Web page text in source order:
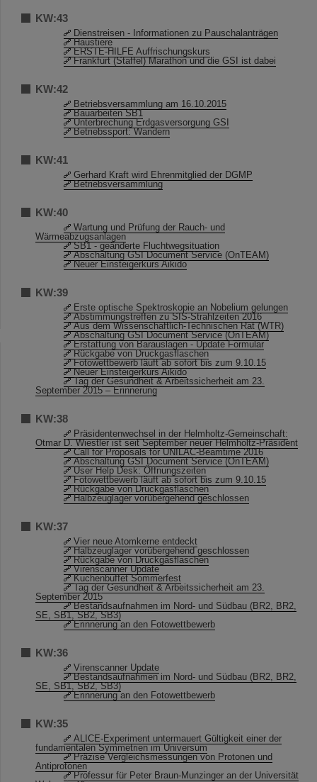
KW:43
Dienstreisen - Informationen zu Pauschalanträgen
Haustiere
ERSTE-HILFE Auffrischungskurs
Frankfurt (Staffel) Marathon und die GSI ist dabei
KW:42
Betriebsversammlung am 16.10.2015
Bauarbeiten SB1
Unterbrechung Erdgasversorgung GSI
Betriebssport: Wandern
KW:41
Gerhard Kraft wird Ehrenmitglied der DGMP
Betriebsversammlung
KW:40
Wartung und Prüfung der Rauch- und
Wärmeabzugsanlagen
SB1 - geänderte Fluchtwegsituation
Abschaltung GSI Document Service (OnTEAM)
Neuer Einsteigerkurs Aikido
KW:39
Erste optische Spektroskopie an Nobelium gelungen
Abstimmungstreffen zu SIS-Strahlzeiten 2016
Aus dem Wissenschaftlich-Technischen Rat (WTR)
Abschaltung GSI Document Service (OnTEAM)
Erstattung von Barauslagen - Update Formular
Rückgabe von Druckgasflaschen
Fotowettbewerb läuft ab sofort bis zum 9.10.15
Neuer Einsteigerkurs Aikido
Tag der Gesundheit & Arbeitssicherheit am 23.
September 2015 – Erinnerung
KW:38
Präsidentenwechsel in der Helmholtz-Gemeinschaft:
Otmar D. Wiestler ist seit September neuer Helmholtz-Präsident
Call for Proposals for UNILAC-Beamtime 2016
Abschaltung GSI Document Service (OnTEAM)
User Help Desk: Öffnungszeiten
Fotowettbewerb läuft ab sofort bis zum 9.10.15
Rückgabe von Druckgasflaschen
Halbzeuglager vorübergehend geschlossen
KW:37
Vier neue Atomkerne entdeckt
Halbzeuglager vorübergehend geschlossen
Rückgabe von Druckgasflaschen
Virenscanner Update
Kuchenbuffet Sommerfest
Tag der Gesundheit & Arbeitssicherheit am 23.
September 2015
Bestandsaufnahmen im Nord- und Südbau (BR2, BR2,
SE, SB1, SB2, SB3)
Erinnerung an den Fotowettbewerb
KW:36
Virenscanner Update
Bestandsaufnahmen im Nord- und Südbau (BR2, BR2,
SE, SB1, SB2, SB3)
Erinnerung an den Fotowettbewerb
KW:35
ALICE-Experiment untermauert Gültigkeit einer der
fundamentalen Symmetrien im Universum
Präzise Vergleichsmessungen von Protonen und
Antiprotonen
Professur für Peter Braun-Munzinger an der Universität